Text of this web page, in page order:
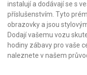
instalují a dodávají se s
příslušenstvím. Tyto
obrazovky a jsou
Dodají vašemu vozu
hodiny zábavy pro vaše
naleznete v našem